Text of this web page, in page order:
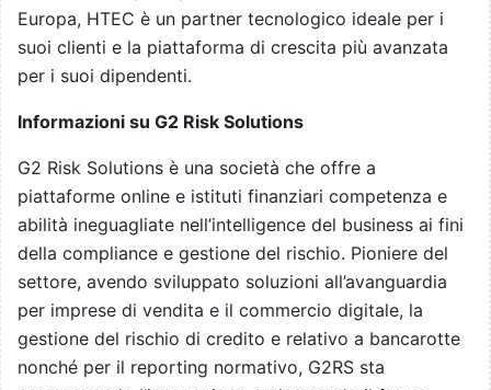
Europa, HTEC è un partner tecnologico ideale per i
suoi clienti e la piattaforma di crescita più avanzata
per i suoi dipendenti.
Informazioni su G2 Risk Solutions
G2 Risk Solutions è una società che offre a
piattaforme online e istituti finanziari competenza e
abilità ineguagliate nell’intelligence del business ai fini
della compliance e gestione del rischio. Pioniere del
settore, avendo sviluppato soluzioni all’avanguardia
per imprese di vendita e il commercio digitale, la
gestione del rischio di credito e relativo a bancarotte
nonché per il reporting normativo, G2RS sta